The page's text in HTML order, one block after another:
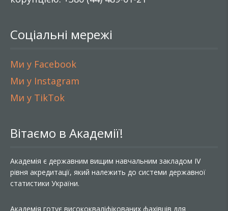
Соціальні мережі
Ми у Facebook
Ми у Instagram
Ми у TikTok
Вітаємо в Академії!
Академія є державним вищим навчальним закладом IV
рівня акредитації, який належить до системи державної
статистики України.
Академія готує висококваліфікованих фахівців для